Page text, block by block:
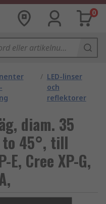
0
/ LED-linser
och
reflektorer
diam. 35
to 45°, till
E, Cree XP-G,